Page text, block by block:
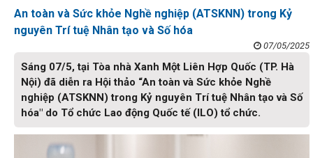
An toàn và Sức khỏe Nghề nghiệp (ATSKNN) trong Kỷ
nguyên Trí tuệ Nhân tạo và Số hóa
07/05/2025
Sáng 07/5, tại Tòa nhà Xanh Một Liên Hợp Quốc (TP. Hà
Nội) đã diễn ra Hội thảo “An toàn và Sức khỏe Nghề
nghiệp (ATSKNN) trong Kỷ nguyên Trí tuệ Nhân tạo và Số
hóa" do Tổ chức Lao động Quốc tế (ILO) tổ chức.